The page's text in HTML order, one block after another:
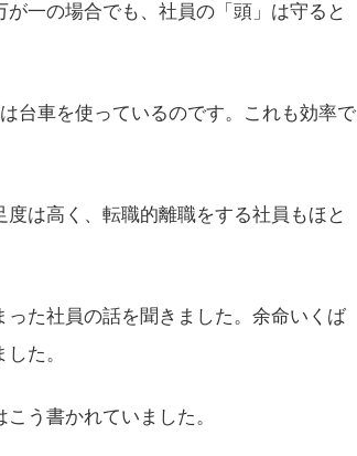
一の場合でも、社員の「頭」は守ると
台車を使っているのです。これも効率で
は高く、転職的離職をする社員もほと
た社員の話を聞きました。余命いくば
た。
う書かれていました。